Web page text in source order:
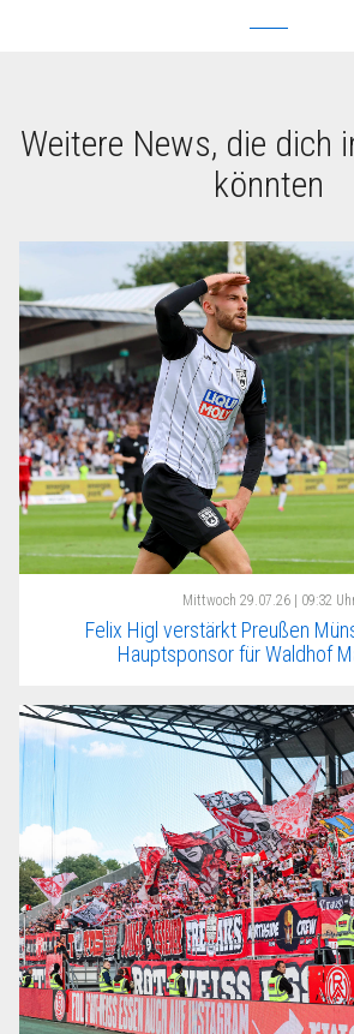
Weitere News, die dich
könnten
Mittwoch 29.07.26 | 09:32
Felix Higl verstärkt Preußen
Hauptsponsor für Waldhof